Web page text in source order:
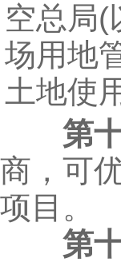
空总局(
场用地
土地使
第
商，可
项目。
第